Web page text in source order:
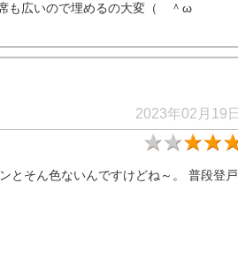
も広いので埋めるの大変（ ＾ω
2023年02月19日
とそん色ないんですけどね～。 普段登戸